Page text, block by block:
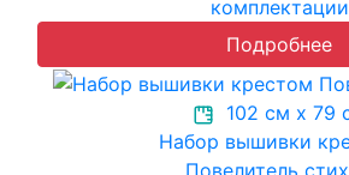
комплектации
Подробнее
102 см х 79
Набор вышивки